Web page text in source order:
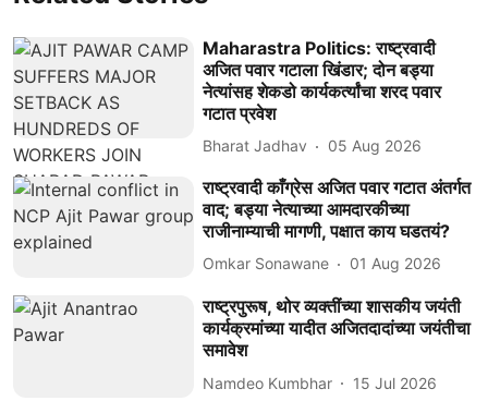
Maharastra Politics: राष्ट्रवादी
अजित पवार गटाला खिंडार; दोन बड्या
नेत्यांसह शेकडो कार्यकर्त्यांचा शरद पवार
गटात प्रवेश
Bharat Jadhav 05 Aug 2026
राष्ट्रवादी काँग्रेस अजित पवार गटात अंतर्गत
वाद; बड्या नेत्याच्या आमदारकीच्या
राजीनाम्याची मागणी, पक्षात काय घडतयं?
Omkar Sonawane 01 Aug 2026
राष्ट्रपुरूष, थोर व्यक्तींच्या शासकीय जयंती
कार्यक्रमांच्या यादीत अजितदादांच्या जयंतीचा
समावेश
Namdeo Kumbhar 15 Jul 2026